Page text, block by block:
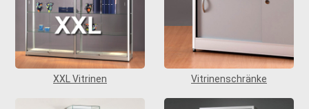
XXL Vitrinen Vitrinenschränke